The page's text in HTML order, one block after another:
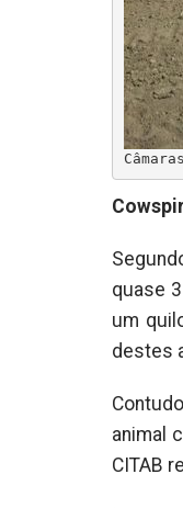
quase
um
destes
animal
CITAB